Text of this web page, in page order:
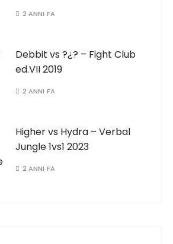
2 ANNI FA
Debbit vs ?¿? – Fight Club
ed.VII 2019
2 ANNI FA
Higher vs Hydra – Verbal
Jungle 1vs1 2023
2 ANNI FA